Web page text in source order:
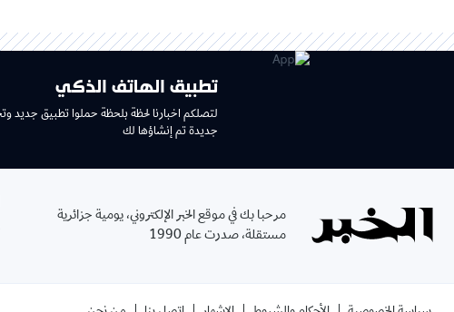
تطبيق الهاتف الذكي
لتصلكم اخبارنا لحظة بلحظة حملوا تطبيق جديد
جديدة تم إنشاؤها لك
مرحبا بك في موقع الخبر الإلكتروني، يومية جزائرية
مستقلة، صدرت عام 1990